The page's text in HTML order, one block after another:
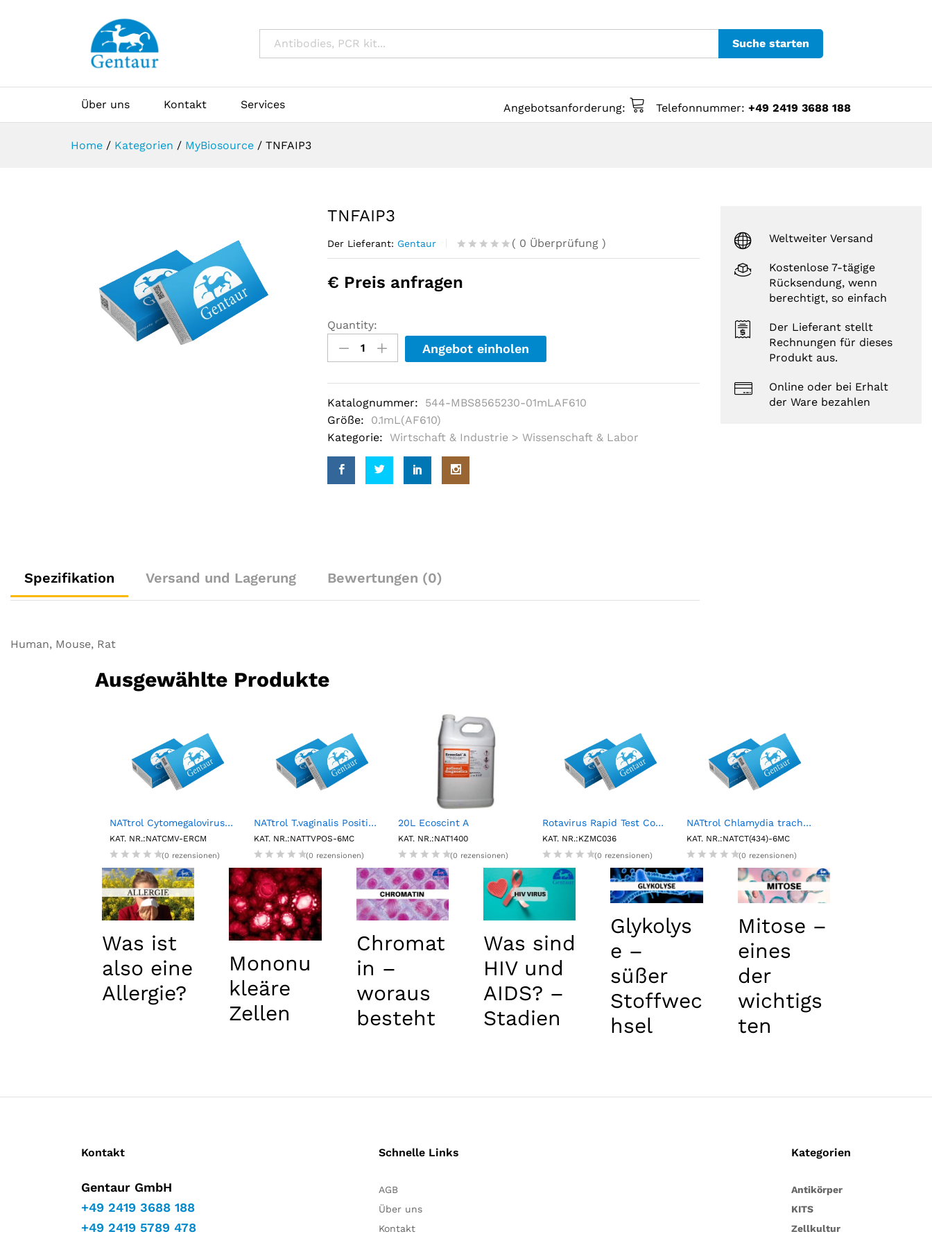
Suche starten
Über uns Kontakt Services Angebotsanforderung: Telefonnummer: +49 2419 3688 188
Home / Kategorien / MyBiosource / TNFAIP3
TNFAIP3
Der Lieferant: Gentaur
R
t
t
o
f
b
s
o
0
c
u
s
g
( 0 Überprüfung)
€ Preis anfragen
Quantity:
Angebot einholen
Katalognummer:
544-MBS8565230-01mLAF610
Größe:
0.1mL(AF610)
Kategorie:
Wirtschaft & Industrie > Wissenschaft & Labor
Spezifikation Versand und Lagerung Bewertungen (0)
Human, Mouse, Rat
Weltweiter Versand
Kostenlose 7-tägige
Rücksendung, wenn
berechtigt, so einfach
Der Lieferant stellt
Rechnungen für dieses
Produkt aus.
Online oder bei Erhalt
der Ware bezahlen
Ausgewählte Produkte
NATtrol Cytomegalovirus (CMV) Strain:AD-169 External Run Control, Medium (6X1mL)
KAT. NR.:NATCMV-ERCM
(0 rezensionen)
NATtrol T.vaginalis Positive Control (6 x 1.2 mL)
KAT. NR.:NATTVPOS-6MC
(0 rezensionen)
20L Ecoscint A
KAT. NR.:NAT1400
(0 rezensionen)
Rotavirus Rapid Test Control Pack (2 X 1.5mL)
KAT. NR.:KZMC036
(0 rezensionen)
NATtrol Chlamydia trachomatis Positive Control (6 X 1 mL)
KAT. NR.:NATCT(434)-6MC
(0 rezensionen)
Was ist
also eine
Allergie?
Mononu
kleäre
Zellen
Chromat
in –
woraus
besteht
Was sind
HIV und
AIDS? –
Stadien
Glykolys
e –
süßer
Stoffwec
hsel
Mitose –
eines
der
wichtigs
ten
Zelle
Kontakt
Gentaur GmbH
+49 2419 3688 188
+49 2419 5789 478
Schnelle Links
AGB
Über uns
Kontakt
Kategorien
Antikörper
KITS
Zellkultur